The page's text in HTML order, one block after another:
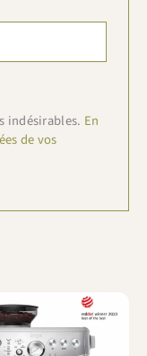
indésirables. En
de vos